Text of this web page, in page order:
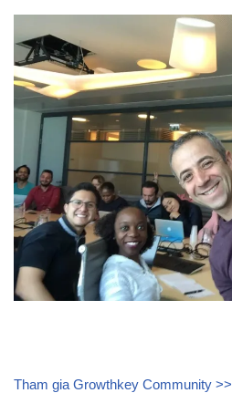
Tham gia Growthkey Community >>